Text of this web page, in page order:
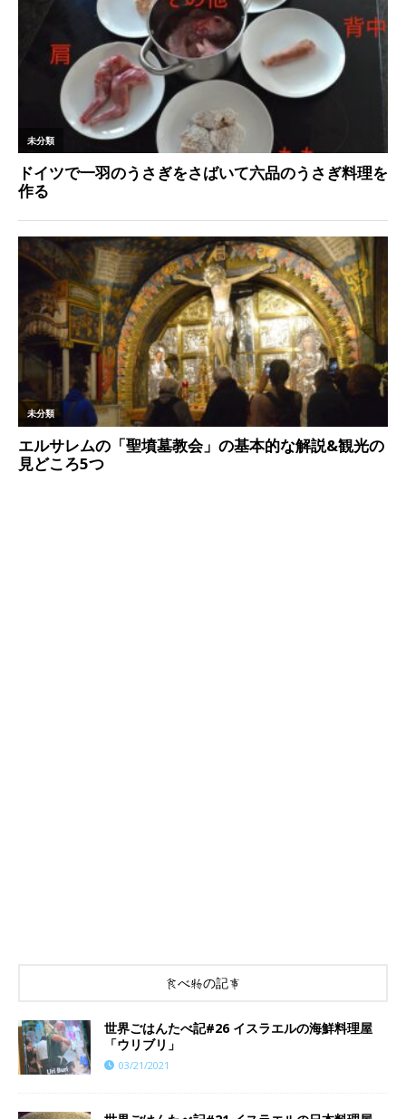
食べ物の記事
世界ごはんたべ記#26 イスラエルの海鮮料理屋
「ウリブリ」
03/21/2021